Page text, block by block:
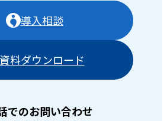
導入相談
資料ダウンロード
でのお問い合わせ